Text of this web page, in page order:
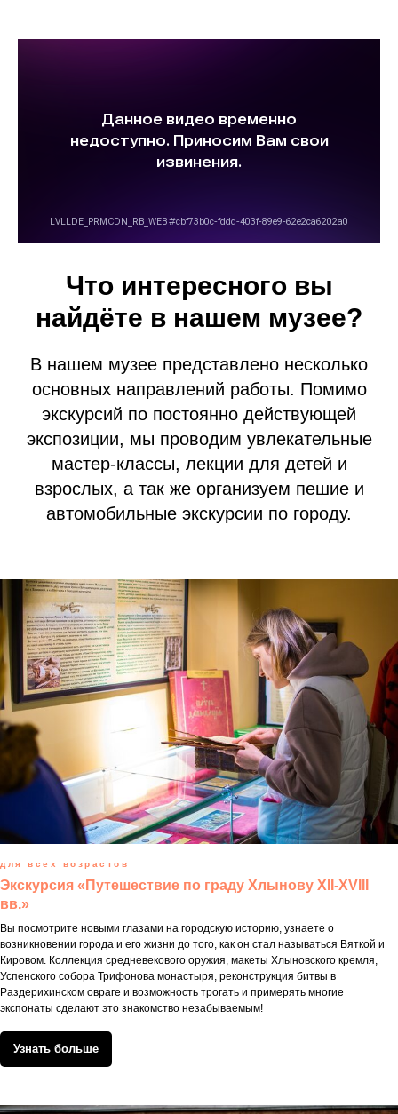
Что интересного вы
найдёте в нашем музее?
В нашем музее представлено несколько
основных направлений работы. Помимо
экскурсий по постоянно действующей
экспозиции, мы проводим увлекательные
мастер-классы, лекции для детей и
взрослых, а так же организуем пешие и
автомобильные экскурсии по городу.
для всех возрастов
Экскурсия «Путешествие по граду Хлынову XII-XVIII
вв.»
Вы посмотрите новыми глазами на городскую историю, узнаете о
возникновении города и его жизни до того, как он стал называться Вяткой и
Кировом. Коллекция средневекового оружия, макеты Хлыновского кремля,
Успенского собора Трифонова монастыря, реконструкция битвы в
Раздерихинском овраге и возможность трогать и примерять многие
экспонаты сделают это знакомство незабываемым!
Узнать больше